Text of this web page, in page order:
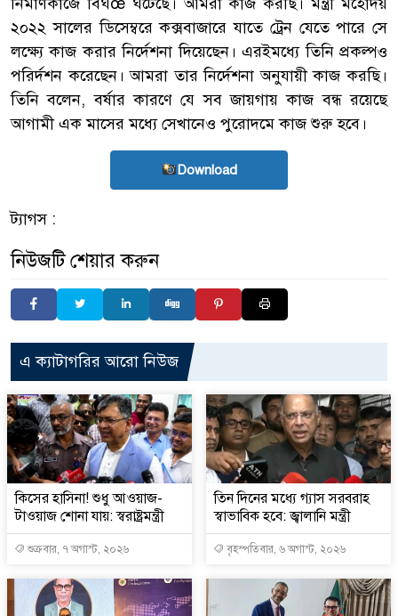
২০২২ সালের ডিসেম্বরে কক্সবাজারে যাতে ট্রেন যেতে পারে সে
লক্ষ্যে কাজ করার নির্দেশনা দিয়েছেন। এরইমধ্যে তিনি প্রকল্পও
পরির্দশন করেছেন। আমরা তার নির্দেশনা অনুযায়ী কাজ করছি।
তিনি বলেন, বর্ষার কারণে যে সব জায়গায় কাজ বন্ধ রয়েছে
আগামী এক মাসের মধ্যে সেখানেও পুরোদমে কাজ শুরু হবে।
Download
ট্যাগস :
নিউজটি শেয়ার করুন
এ ক্যাটাগরির আরো নিউজ
কিসের হাসিনা! শুধু আওয়াজ-
টাওয়াজ শোনা যায়: স্বরাষ্ট্রমন্ত্রী
শুক্রবার, ৭ অগাস্ট, ২০২৬
তিন দিনের মধ্যে গ্যাস সরবরাহ
স্বাভাবিক হবে: জ্বালানি মন্ত্রী
বৃহস্পতিবার, ৬ অগাস্ট, ২০২৬